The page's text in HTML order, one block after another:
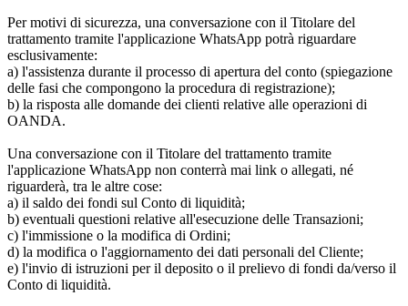
Per motivi di sicurezza, una conversazione con il Titolare del
trattamento tramite l'applicazione WhatsApp potrà riguardare
esclusivamente:
a) l'assistenza durante il processo di apertura del conto (spiegazione
delle fasi che compongono la procedura di registrazione);
b) la risposta alle domande dei clienti relative alle operazioni di
OANDA.
Una conversazione con il Titolare del trattamento tramite
l'applicazione WhatsApp non conterrà mai link o allegati, né
riguarderà, tra le altre cose:
a) il saldo dei fondi sul Conto di liquidità;
b) eventuali questioni relative all'esecuzione delle Transazioni;
c) l'immissione o la modifica di Ordini;
d) la modifica o l'aggiornamento dei dati personali del Cliente;
e) l'invio di istruzioni per il deposito o il prelievo di fondi da/verso il
Conto di liquidità.